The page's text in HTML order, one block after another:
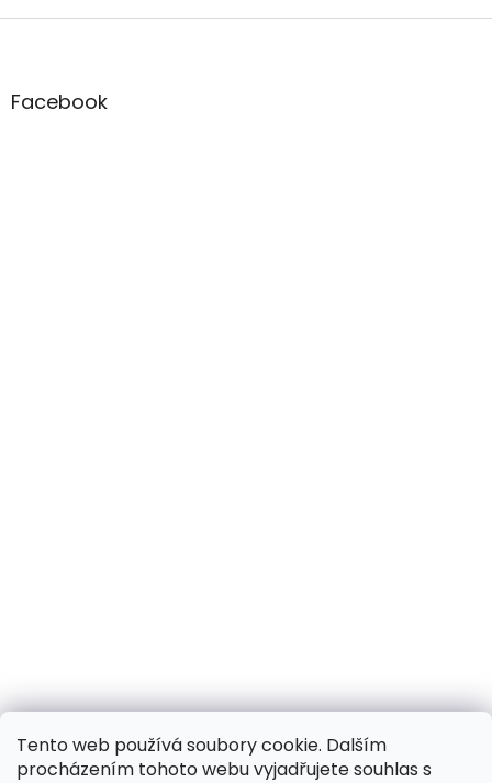
Tento web používá soubory cookie. Dalším
procházením tohoto webu vyjadřujete souhlas s
Z
aFacebook